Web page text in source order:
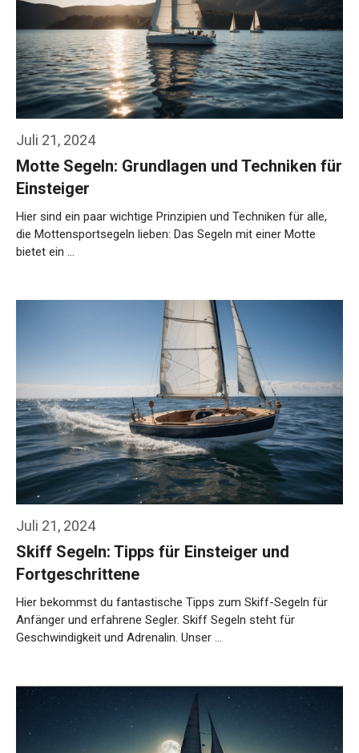
Juli 21, 2024
Motte Segeln: Grundlagen und Techniken für
Einsteiger
Hier sind ein paar wichtige Prinzipien und Techniken für alle,
die Mottensportsegeln lieben: Das Segeln mit einer Motte
bietet ein …
Juli 21, 2024
Skiff Segeln: Tipps für Einsteiger und
Fortgeschrittene
Hier bekommst du fantastische Tipps zum Skiff-Segeln für
Anfänger und erfahrene Segler. Skiff Segeln steht für
Geschwindigkeit und Adrenalin. Unser …